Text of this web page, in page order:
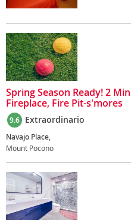
Spring Season Ready! 2
Fireplace, Fire Pit-s'mores
9.6 Extraordinario
Navajo Place,
Mount Pocono